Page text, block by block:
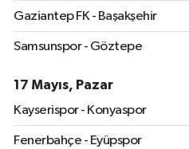
Gaziantep FK - Başakşehir
Samsunspor - Göztepe
17 Mayıs, Pazar
Kayserispor - Konyaspor
Fenerbahçe - Eyüpspor